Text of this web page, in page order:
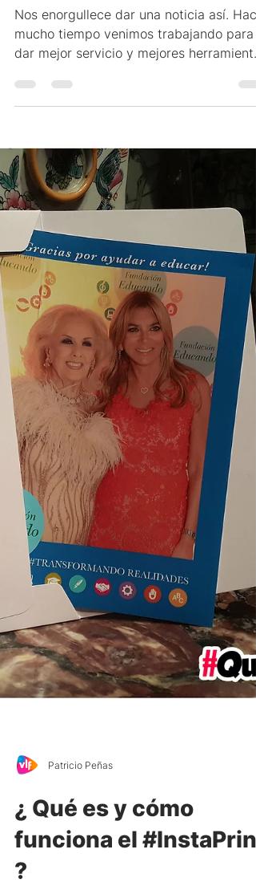
las fotos de tu evento
en el momento!
#QuieroSelfie Live!
Nos enorgullece dar una noticia así. Hace
dar mejor servicio y mejores
para el...